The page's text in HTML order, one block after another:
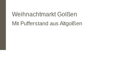
Weihnachtmarkt Golßen
Mit Pufferstand aus Altgolßen